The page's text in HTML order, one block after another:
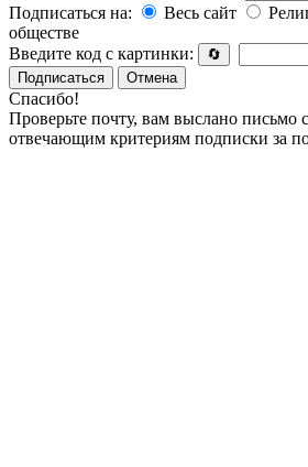
Подписаться на:
Весь сайт
обществе
Введите код с картинки:
🔄
Подписаться
Отмена
Спасибо!
Проверьте почту, вам выслано письмо
отвечающим критериям подписки за